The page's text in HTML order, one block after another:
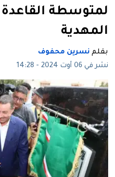
المهدية
بقلم نسرين محفوف
نشر في 06 أوت 2024 - 14:28